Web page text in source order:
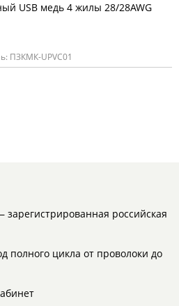
USB медь 4 жилы 28/28AWG
ПЗКМК-UPVC01
зарегистрированная российская
полного цикла от проволоки до